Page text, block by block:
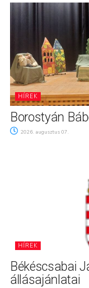
HÍREK
Borostyán
2026. augusztus 07.
HÍREK
Békéscsabai
állásajánlatai